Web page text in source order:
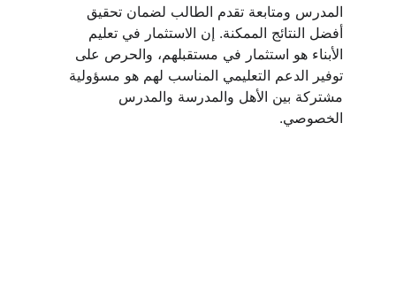
المدرس ومتابعة تقدم الطالب لضمان تحقيق
أفضل النتائج الممكنة. إن الاستثمار في تعليم
الأبناء هو استثمار في مستقبلهم، والحرص على
توفير الدعم التعليمي المناسب لهم هو مسؤولية
مشتركة بين الأهل والمدرسة والمدرس
الخصوصي.